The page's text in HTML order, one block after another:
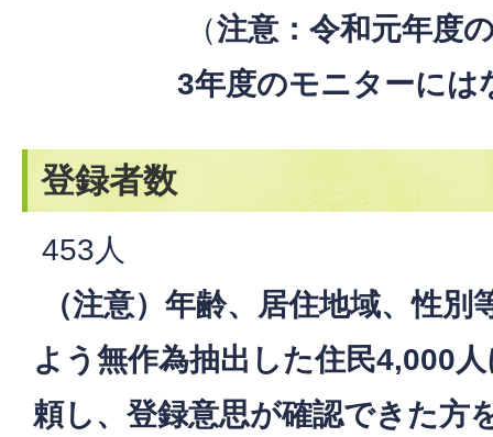
（注意：令和元年度
3年度のモニターには
登録者数
453人
（注意）年齢、居住地域、性
よう無作為抽出した住民4,000
頼し、登録意思が確認できた方